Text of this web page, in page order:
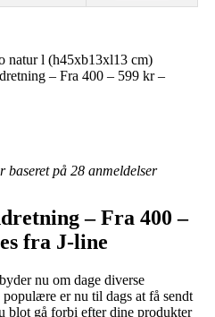
natur l (h45xb13xl13 cm)
– Fra 400 – 599 kr –
baseret på 28 anmeldelser
– Fra 400 –
fra J-line
nu om dage diverse
er nu til dags at få sendt
blot gå forbi efter dine produkter